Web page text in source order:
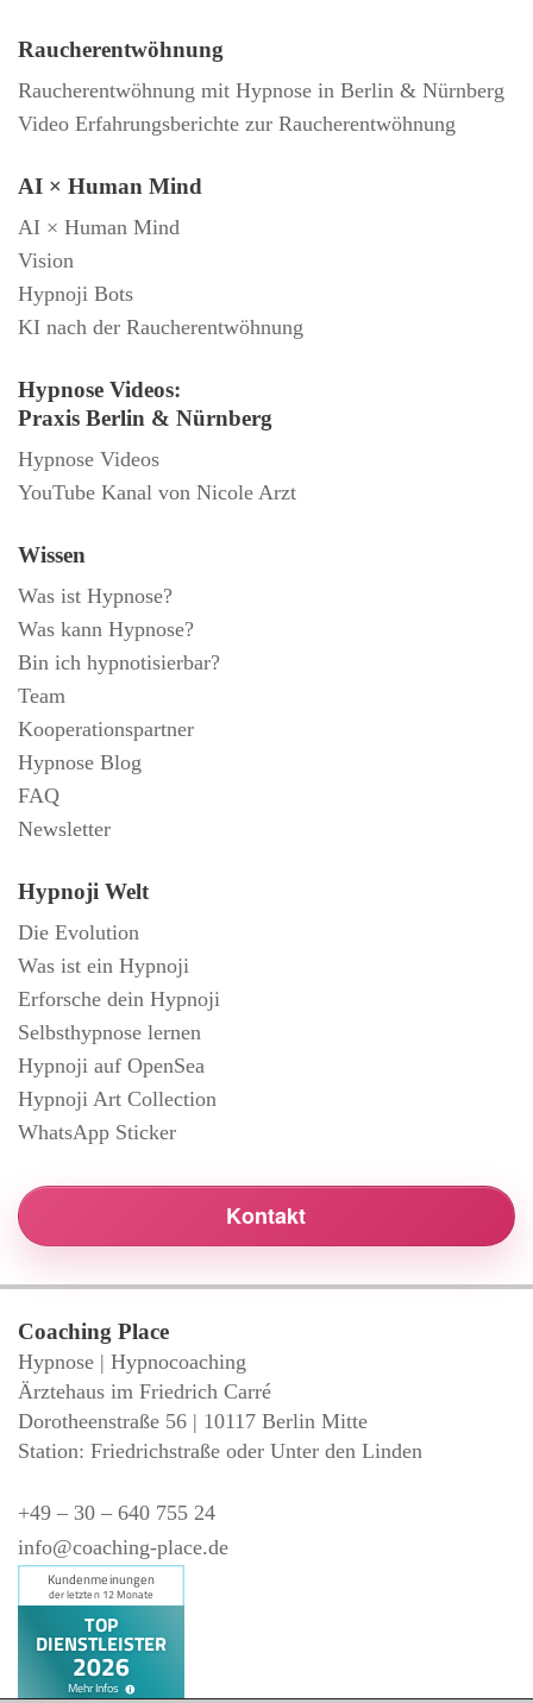
Raucherentwöhnung
Raucherentwöhnung mit Hypnose in Berlin & Nürnberg
Video Erfahrungsberichte zur Raucherentwöhnung
AI × Human Mind
AI × Human Mind
Vision
Hypnoji Bots
KI nach der Raucherentwöhnung
Hypnose Videos:
Praxis Berlin & Nürnberg
Hypnose Videos
YouTube Kanal von Nicole Arzt
Wissen
Was ist Hypnose?
Was kann Hypnose?
Bin ich hypnotisierbar?
Team
Kooperationspartner
Hypnose Blog
FAQ
Newsletter
Hypnoji Welt
Die Evolution
Was ist ein Hypnoji
Erforsche dein Hypnoji
Selbsthypnose lernen
Hypnoji auf OpenSea
Hypnoji Art Collection
WhatsApp Sticker
Kontakt
Coaching Place
Hypnose | Hypnocoaching
Ärztehaus im Friedrich Carré
Dorotheenstraße 56 | 10117 Berlin Mitte
Station: Friedrichstraße oder Unter den Linden
+49 – 30 – 640 755 24
info@coaching-place.de